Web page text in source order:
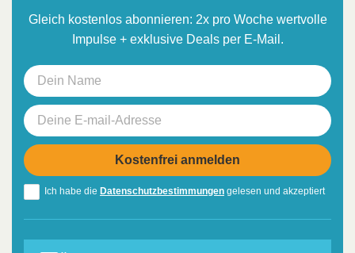
Gleich kostenlos abonnieren: 2x pro Woche wertvolle
Impulse + exklusive Deals per E-Mail.
Ich habe die Datenschutzbestimmungen gelesen und akzeptiert